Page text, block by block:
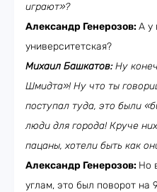
играют»?
Александр Генерозов:А у
университетская?
Михаил Башкатов:Ну
Шмидта»! Ну что ты
поступал туда, это были
люди для города! Круче
пацаны, хотели быть как
Александр Генерозов: Но
углам, это был поворот на